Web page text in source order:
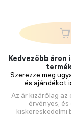
Kedvezőbb áron
Szerezze meg
és ajándékot
Az ár kizárólag az
érvényes,